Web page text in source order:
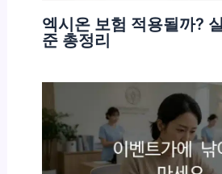
엑시온 보험 적용될까?
준 총정리